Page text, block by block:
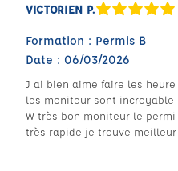
VICTORIEN P.
Formation : Permis B
Date : 06/03/2026
J ai bien aime faire les
les moniteur sont
W très bon moniteur le
très rapide je trouve